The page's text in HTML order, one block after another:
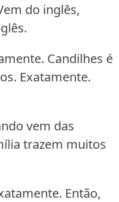
do inglês,
Candilhes é
Exatamente.
vem das
trazem muitos
Então,